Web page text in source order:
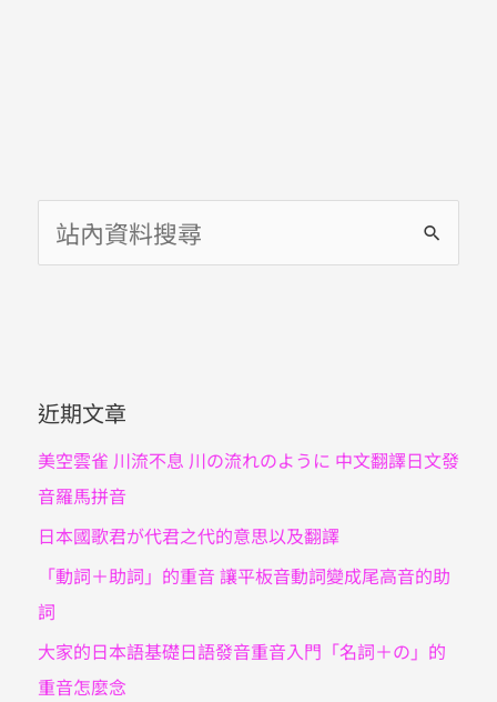
尋
:近期文章
美空雲雀 川流不息 川の流れのように 中文翻譯日文發
音羅馬拼音
日本國歌君が代君之代的意思以及翻譯
「動詞＋助詞」的重音 讓平板音動詞變成尾高音的助
詞
大家的日本語基礎日語發音重音入門「名詞＋の」的
重音怎麼念